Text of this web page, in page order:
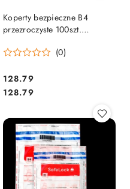
Koperty bezpieczne B4
przezroczyste 100szt.
(0)
Cena:
128.79
Cena:
128.79